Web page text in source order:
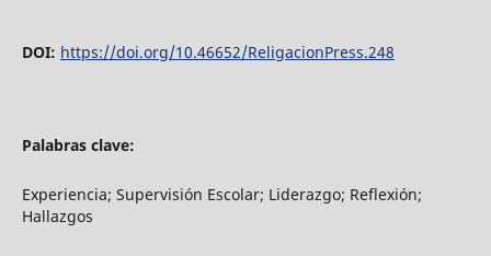
DOI: https://doi.org/10.46652/ReligacionPress.248
Palabras clave:
Experiencia; Supervisión Escolar; Liderazgo; Reflexión;
Hallazgos